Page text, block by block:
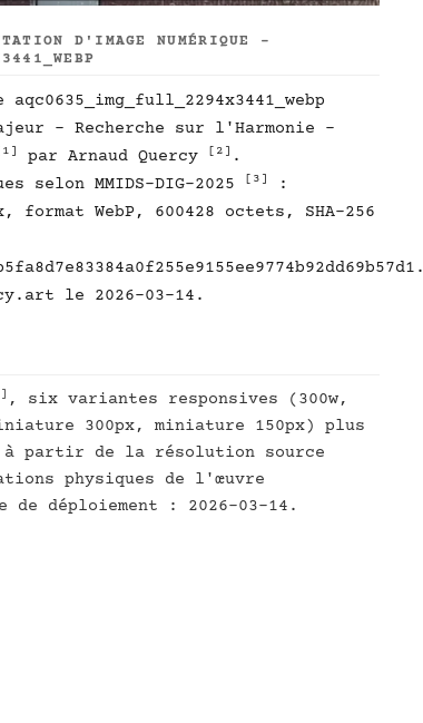
D'IMAGE NUMÉRIQUE -
- Recherche sur l'Harmonie -
par Arnaud Quercy [2] .
selon MMIDS-DIG-2025
[3]
:
format WebP, 600428 octets, SHA-256
le 2026-03-14.
, six variantes responsives (300w,
300px, miniature 150px) plus
à partir de la résolution source
physiques de l'œuvre
de déploiement : 2026-03-14.